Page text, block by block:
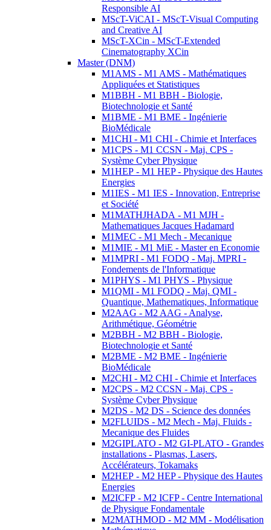
Responsible AI
MScT-ViCAI - MScT-Visual Computing
and Creative AI
MScT-XCin - MScT-Extended
Cinematography XCin
Master (DNM)
M1AMS - M1 AMS - Mathématiques
Appliquées et Statistiques
M1BBH - M1 BBH - Biologie,
Biotechnologie et Santé
M1BME - M1 BME - Ingénierie
BioMédicale
M1CHI - M1 CHI - Chimie et Interfaces
M1CPS - M1 CCSN - Maj. CPS -
Système Cyber Physique
M1HEP - M1 HEP - Physique des Hautes
Energies
M1IES - M1 IES - Innovation, Entreprise
et Société
M1MATHJHADA - M1 MJH -
Mathematiques Jacques Hadamard
M1MEC - M1 Mech - Mecanique
M1MIE - M1 MiE - Master en Economie
M1MPRI - M1 FODQ - Maj. MPRI -
Fondements de l'Informatique
M1PHYS - M1 PHYS - Physique
M1QMI - M1 FODQ - Maj. QMI -
Quantique, Mathematiques, Informatique
M2AAG - M2 AAG - Analyse,
Arithmétique, Géométrie
M2BBH - M2 BBH - Biologie,
Biotechnologie et Santé
M2BME - M2 BME - Ingénierie
BioMédicale
M2CHI - M2 CHI - Chimie et Interfaces
M2CPS - M2 CCSN - Maj. CPS -
Système Cyber Physique
M2DS - M2 DS - Science des données
M2FLUIDS - M2 Mech - Maj. Fluids -
Mecanique des Fluides
M2GIPLATO - M2 GI-PLATO - Grandes
installations - Plasmas, Lasers,
Accélérateurs, Tokamaks
M2HEP - M2 HEP - Physique des Hautes
Energies
M2ICFP - M2 ICFP - Centre International
de Physique Fondamentale
M2MATHMOD - M2 MM - Modélisation